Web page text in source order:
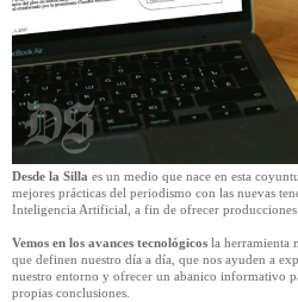
Desde la Silla es un medio que nace en esta
mejores prácticas del periodismo con las nuevas
Inteligencia Artificial, a fin de ofrecer producciones
Vemos en los avances tecnológicos la herramienta
que definen nuestro día a día, que nos ayuden a
nuestro entorno y ofrecer un abanico informativo
propias conclusiones.